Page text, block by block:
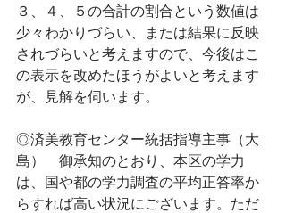
３、４、５の合計の割合という数値は
少々わかりづらい、または結果に反映
されづらいと考えますので、今後はこ
の表示を改めたほうがよいと考えます
が、見解を伺います。
◎済美教育センター統括指導主事（大
島）　御承知のとおり、本区の学力
は、国や都の学力調査の平均正答率か
らすれば高い状況にございます。ただ